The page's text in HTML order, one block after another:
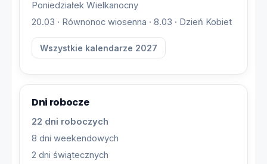
Poniedziałek Wielkanocny
20.03 · Równonoc wiosenna · 8.03 · Dzień Kobiet
Wszystkie kalendarze 2027
Dni robocze
22 dni roboczych
8 dni weekendowych
2 dni świątecznych